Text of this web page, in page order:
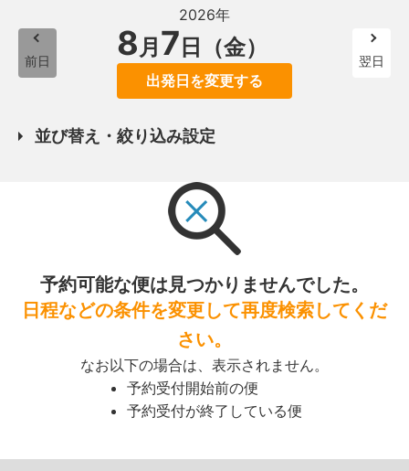
前日
2026年
8月 7 日（金）
出発日を変更する
翌日
並び替え・絞り込み設定
予約可能な便は見つかりませんでした。
日程などの条件を変更して再度検索してくだ
さい。
なお以下の場合は、表示されません。
予約受付開始前の便
予約受付が終了している便